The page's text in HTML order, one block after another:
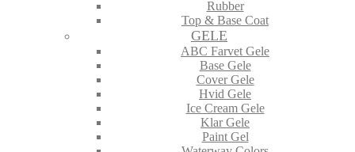
Rubber
Top & Base Coat
GELE
ABC Farvet Gele
Base Gele
Cover Gele
Hvid Gele
Ice Cream Gele
Klar Gele
Paint Gel